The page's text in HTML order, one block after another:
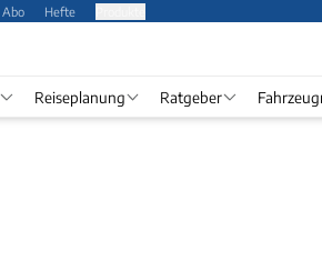
Abo Hefte
Reiseplanung Ratgeber